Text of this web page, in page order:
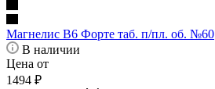
Магнелис В6 Форте таб. п/пл. об. №60
В наличии
Цена от
1494 ₽